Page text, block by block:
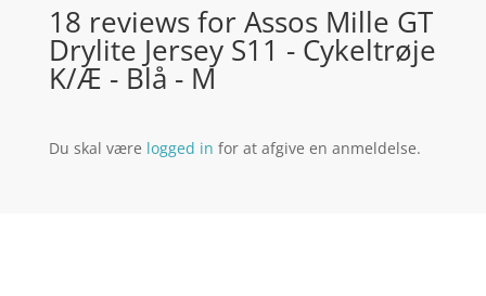
18 reviews forAssos Mille GT
Drylite Jersey S11 - Cykeltrøje
K/Æ - Blå - M
Du skal være logged in for at afgive en anmeldelse.